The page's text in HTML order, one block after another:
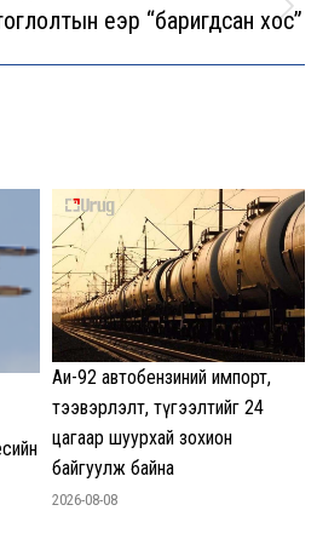
Next үеэр “баригдсан хос”
Аи-92 автобензиний импорт,
тээвэрлэлт, түгээлтийг 24
цагаар шуурхай зохион
байгуулж байна
2026-08-08